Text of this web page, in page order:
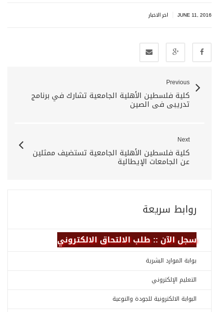
JUNE 11, 2016 اخر الاخبار
Previous
كلية فلسطين الأهلية الجامعية تشارك في برنامج
تدريبي في الصين
Next
كلية فلسطين الأهلية الجامعية تستضيف ممثلين
عن الجامعات الإيطالية
روابط سريعة
سجل الآن :: طلب الالتحاق الالكتروني
بوابة الموارد البشرية
التعليم الإلكتروني
البوابة الالكترونية للجودة والنوعية